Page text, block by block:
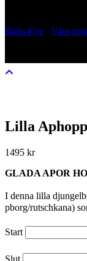
Bulls-Eye Våra
Lilla
1495 kr
GLADA APOR
I denna lilla
pborg/rutschkana)
Start